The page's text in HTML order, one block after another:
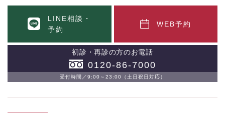
LINE相談・
予約
WEB予約
初診・再診の方のお電話
0120-86-7000
受付時間／9:00～23:00（土日祝日対応）